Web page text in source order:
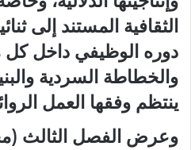
الثقافية المستند إلى
دوره الوظيفي داخل كل
والخطاطة السردية
ينتظم وفقها العمل
وعرض الفصل الثالث